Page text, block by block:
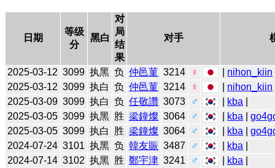
日期
等级
分
黑白
对
局
结
果
对手
2025-03-12 3099 执黑 负 仲邑菫 3214 ♀ nihon_kiin
2025-03-12 3099 执白 负 仲邑菫 3214 ♀ nihon_kiin
2025-03-09 3099 执白 负 任敬讚 3073 ♂ kba
2025-03-05 3099 执黑 胜 梁鐘燦 3064 ♂ kba |
2025-03-05 3099 执白 胜 梁鐘燦 3064 ♂ kba |
2024-07-24 3101 执黑 负 韓友賑 3487 ♂ kba
2024-07-14 3102 执黑 胜 鄭宇津 3241 ♂ kba